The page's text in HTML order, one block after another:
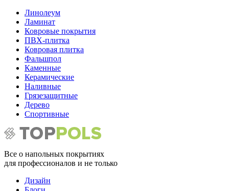
Линолеум
Ламинат
Ковровые покрытия
ПВХ-плитка
Ковровая плитка
Фальшпол
Каменные
Керамические
Наливные
Грязезащитные
Дерево
Спортивные
Все о напольных покрытиях
для профессионалов и не только
Дизайн